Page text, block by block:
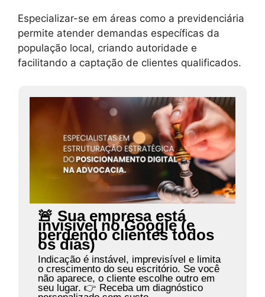
Especializar-se em áreas como a previdenciária
permite atender demandas específicas da
população local, criando autoridade e
facilitando a captação de clientes qualificados.
🚨 Sua empresa está
invisível no Google (e
perdendo clientes todos
os dias)
Indicação é instável, imprevisível e limita
o crescimento do seu escritório. Se você
não aparece, o cliente escolhe outro em
seu lugar. 👉 Receba um diagnóstico